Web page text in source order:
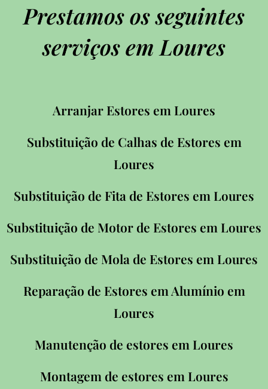
Prestamos os seguintes
serviços em Loures
Arranjar Estores em Loures
Substituição de Calhas de Estores em
Loures
Substituição de Fita de Estores em Loures
Substituição de Motor de Estores em Loures
Substituição de Mola de Estores em Loures
Reparação de Estores em Alumínio em
Loures
Manutenção de estores em Loures
Montagem de estores em Loures